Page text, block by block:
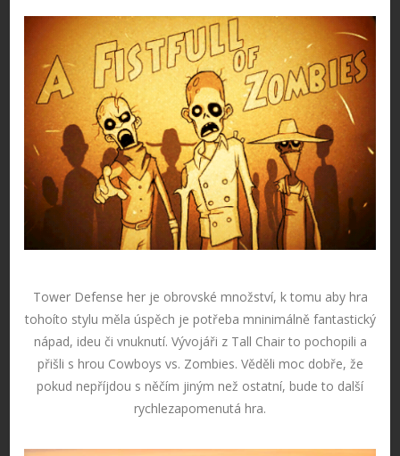
Tower Defense her je obrovské množství, k tomu aby hra
tohoíto stylu měla úspěch je potřeba mninimálně fantastický
nápad, ideu či vnuknutí. Vývojáři z Tall Chair to pochopili a
přišli s hrou Cowboys vs. Zombies. Věděli moc dobře, že
pokud nepříjdou s něčím jiným než ostatní, bude to další
rychlezapomenutá hra.